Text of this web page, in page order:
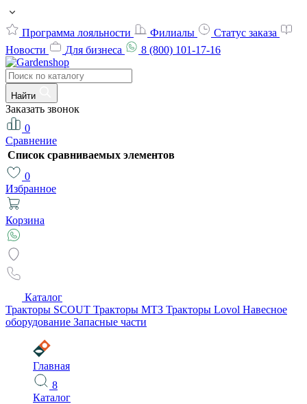
Программа лояльности Филиалы
Статус заказа
Новости
Для бизнеса 8 (800) 101-17-16
Найти
Заказать звонок
0
Сравнение
Список сравниваемых элементов
0
Избранное
Корзина
Каталог
Тракторы SCOUT Тракторы МТЗ Тракторы Lovol Навесное
оборудование Запасные части
Главная
8
Каталог